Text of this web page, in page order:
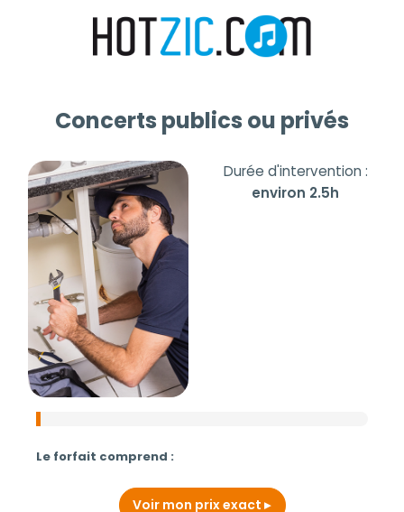
Concerts publics ou privés
Durée d'intervention :
environ 2.5h
Le forfait comprend :
Voir mon prix exact